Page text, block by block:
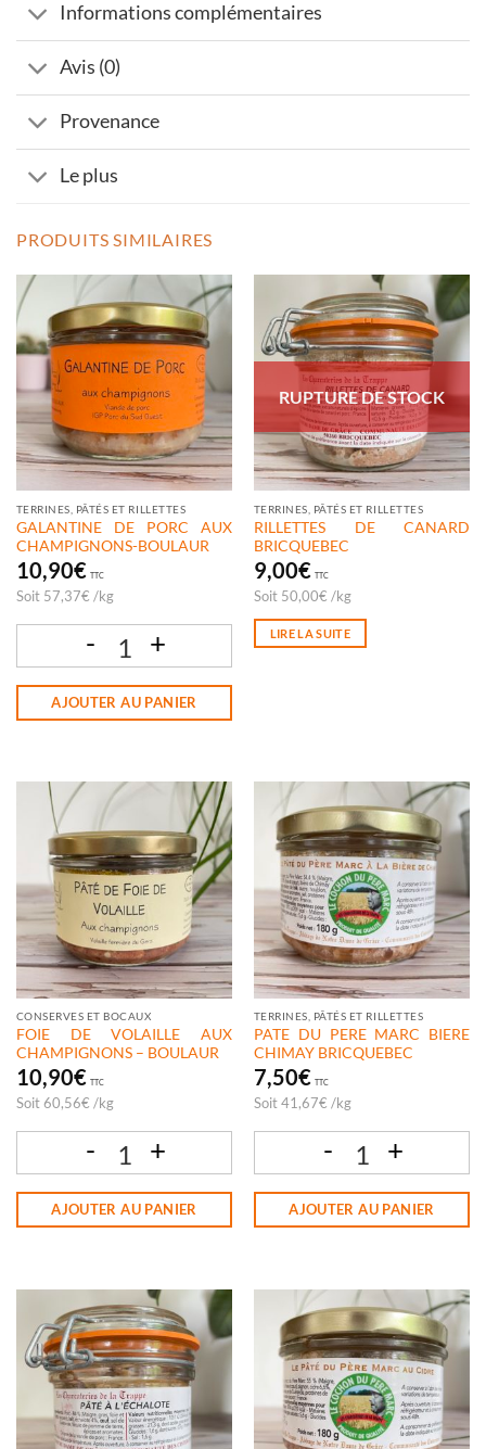
Informations complémentaires
Avis (0)
Provenance
Le plus
PRODUITS SIMILAIRES
TERRINES, PÂTÉS ET RILLETTES
GALANTINE DE PORC AUX
CHAMPIGNONS-BOULAUR
10,90€ TTC
Soit 57,37€ /kg
AJOUTER AU PANIER
RUPTURE DE STOCK
TERRINES, PÂTÉS ET RILLETTES
RILLETTES DE CANARD
BRICQUEBEC
9,00€ TTC
Soit 50,00€ /kg
LIRE LA SUITE
CONSERVES ET BOCAUX
FOIE DE VOLAILLE AUX
CHAMPIGNONS – BOULAUR
10,90€ TTC
Soit 60,56€ /kg
AJOUTER AU PANIER
TERRINES, PÂTÉS ET RILLETTES
PATE DU PERE MARC BIERE
CHIMAY BRICQUEBEC
7,50€ TTC
Soit 41,67€ /kg
AJOUTER AU PANIER